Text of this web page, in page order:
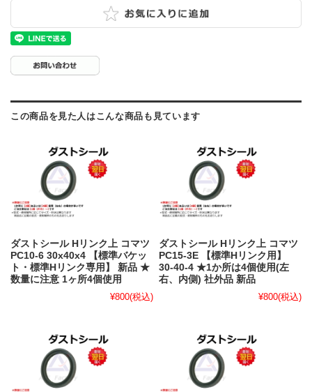
この商品を見た人はこんな商品も見ています
ダストシール Hリンク上 コマツ
PC10-6 30x40x4 【標準バケッ
ト・標準Hリンク専用】 新品 ★
数量に注意 1ヶ所4個使用
¥800(税込)
ダストシール Hリンク上 コマツ
PC15-3E 【標準Hリンク用】
30-40-4 ★1か所は4個使用(左
右、内側) 社外品 新品
¥800(税込)